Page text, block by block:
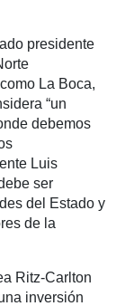
presidente
La Boca,
“un
debemos
Luis
ser
del Estado y
de la
Ritz-Carlton
inversión